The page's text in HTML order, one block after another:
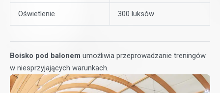
Oświetlenie 300 luksów
Boisko pod balonem umożliwia przeprowadzanie treningów
w niesprzyjających warunkach.